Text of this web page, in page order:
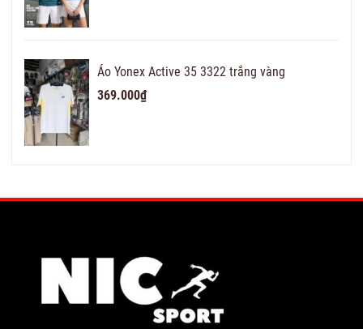
Áo Yonex Active 35 3322 trắng vàng
369.000₫